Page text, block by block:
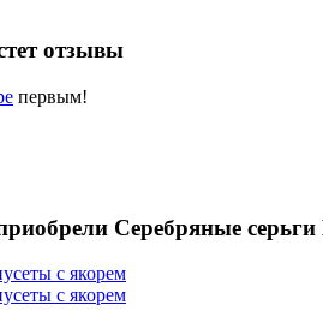
отзывы
первым!
Серебряные серьги